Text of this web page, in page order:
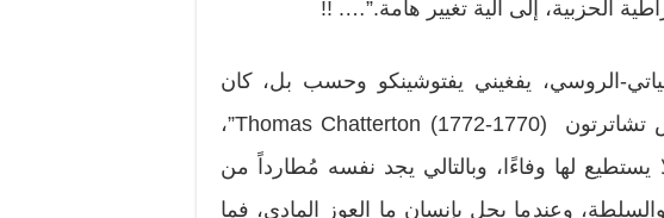
الحزبية، إلى آلية تغيير هامة.”…. !!
الروسي، يفغيني يفتوشينكو وحسب بل، كان
الشاعر العبقري الإنجليزي” توماس تشاترتون (1770-1772) Thomas Chatterton”،
لها وفاءًا، وبالتالي يجد نفسه مُطارداً من
وعندما يحل بإنسان ما العوز المادي، فما